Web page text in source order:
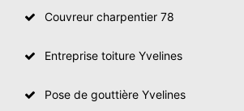
Couvreur charpentier 78
Entreprise toiture Yvelines
Pose de gouttière Yvelines